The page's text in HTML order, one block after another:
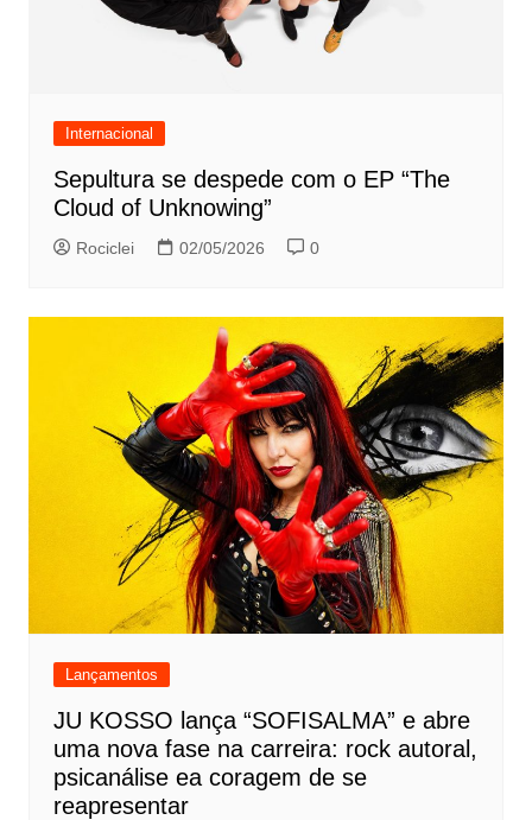
Internacional
Sepultura se despede com o EP “The
Cloud of Unknowing”
Rociclei 02/05/2026 0
Lançamentos
JU KOSSO lança “SOFISALMA” e abre
uma nova fase na carreira: rock autoral,
psicanálise ea coragem de se
reapresentar